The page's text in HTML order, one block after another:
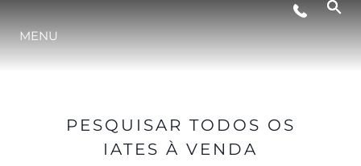
ESTILO DE VIDA
INOVAÇÃO
MENU
PESQUISAR TODOS OS
IATES À VENDA